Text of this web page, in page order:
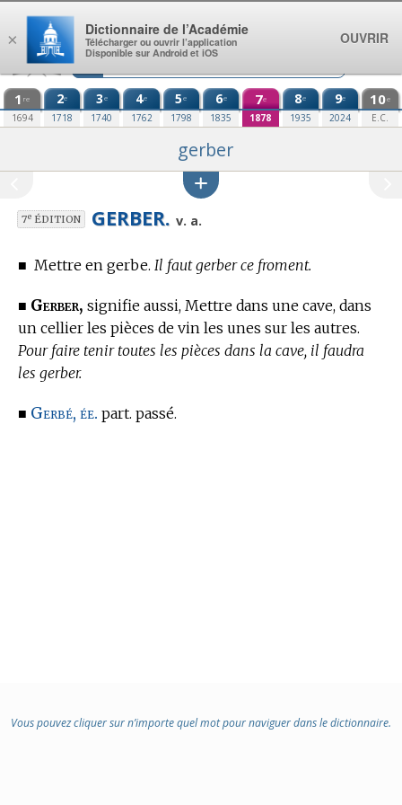
Aller au contenu
1 re
1694
2e
1718
3e
1740
4e
1762
5e
1798
6e
1835
7e
1878
8e
1935
9e
2024
10e
E.C.
gerber
7eÉDITION GERBER. v. a.
■ Mettre en gerbe. Il faut gerber ce froment.
■ Gerber, signifie aussi, Mettre dans une cave, dans
un cellier les pièces de vin les unes sur les autres.
Pour faire tenir toutes les pièces dans la cave, il faudra
les gerber.
■ Gerbé, ée. part. passé.
Vous pouvez cliquer sur n’importe quel mot pour naviguer dans le dictionnaire.
×
Dictionnaire de l’Académie
Télécharger ou ouvrir l’application
Disponible sur Android et iOS
OUVRIR